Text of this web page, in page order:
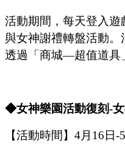
活動期間，每天登入遊
與女神謝禮轉盤活動。
透過 「 商城—超值道具
◆女神樂園活動復刻-
【活動時間】 4月 16 日-5